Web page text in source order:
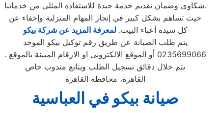
شكاوى وضمان تقديم خدمة جيدة للاستفادة المثلى من خدماتنا.
حيث تساهم بشكل كبير في إنجاز المهام المنزلية وإخفاء عن
كل سيدة أعباء البيت. لمعرفة المزيد عن شركة بيكو
يتم طلب الصيانة عن طريق رقم توكيل بيكو الموحد
0235699066 أو الموقع الالكترونى او الارقام المبينة بالموقع .
يتم خلال دقائق تسجيل الطلب ويتابع مندوب خاص
القاهرة، محافظة القاهرة
صيانة بيكو في العباسية